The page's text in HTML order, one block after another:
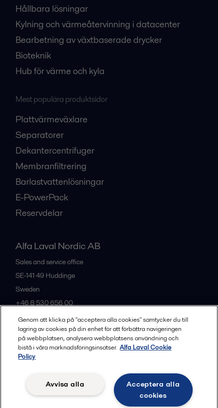
Hållbara lösningar
Kylning och värmeåtervinning i datacenter
Bearbetning av växtbaserade drycker
Bioteknik
Hub för värme och kyla
Mest populära produktsidor
Plattvärmeväxlare
Separatorer
Dekantercentrifuger
Membranfiltrering
Barlastvattenlösningar
E-PowerPack
Reservdelar
Alfa Laval Nordic AB
Sales and service office
SE-141 49 Huddinge
Sweden
+46 8 530 656 00
Alla kontor och partners
Legal terms and conditions
Community guidelines
Genom att klicka på "acceptera alla cookies" samtycker du till
lagring av cookies på din enhet för att förbättra navigeringen
på webbplatsen, analysera webbplatsens användning och
bistå i våra marknadsföringsinsatser. Alfa Laval Cookie
Policy
Acceptera alla
cookies
Avvisa alla